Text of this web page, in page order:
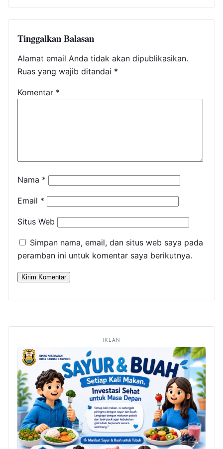
Tinggalkan Balasan
Alamat email Anda tidak akan dipublikasikan.
Ruas yang wajib ditandai *
Komentar *
Nama *
Email *
Situs Web
Simpan nama, email, dan situs web saya pada
peramban ini untuk komentar saya berikutnya.
IKLAN